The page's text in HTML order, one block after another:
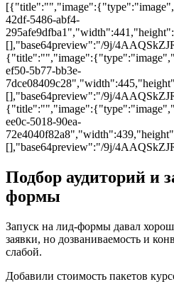
42df-5486-abf4-
[],"base64preview":"/9j/
ef50-5b77-bb3e-
[],"base64preview":"/9j/
ee0c-5018-90ea-
[],"base64preview":"/9j/
Подбор аудиторий и
формы
Запуск на лид-формы давал
заявки, но дозваниваемость и
слабой.
Добавили стоимость пакетов